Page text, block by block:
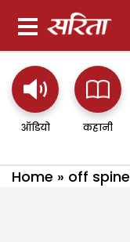
ऑडियो कहानी
Home » off